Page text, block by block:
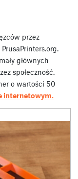
przez
głównych
społeczność.
o wartości 50
internetowym.